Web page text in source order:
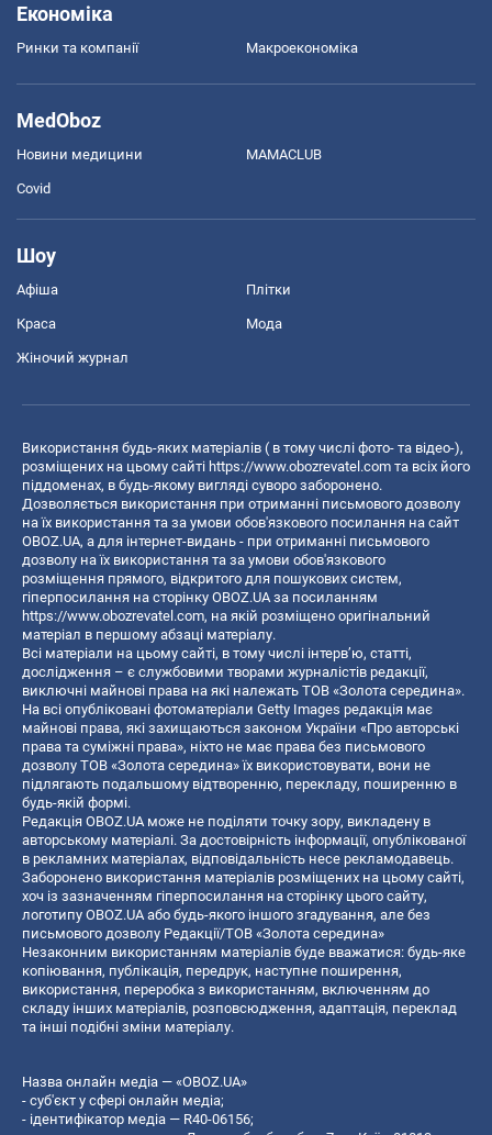
Економіка
Ринки та компанії Макроекономіка
MedOboz
Новини медицини MAMACLUB
Covid
Шоу
Афіша Плітки
Краса Мода
Жіночий журнал
Використання будь-яких матеріалів ( в тому числі фото- та відео-),
розміщених на цьому сайті https://www.obozrevatel.com та всіх його
піддоменах, в будь-якому вигляді суворо заборонено.
Дозволяється використання при отриманні письмового дозволу
на їх використання та за умови обов'язкового посилання на сайт
OBOZ.UA, а для інтернет-видань - при отриманні письмового
дозволу на їх використання та за умови обов'язкового
розміщення прямого, відкритого для пошукових систем,
гіперпосилання на сторінку OBOZ.UA за посиланням
https://www.obozrevatel.com, на якій розміщено оригінальний
матеріал в першому абзаці матеріалу.
Всі матеріали на цьому сайті, в тому числі інтерв’ю, статті,
дослідження – є службовими творами журналістів редакції,
виключні майнові права на які належать ТОВ «Золота середина».
На всі опубліковані фотоматеріали Getty Images редакція має
майнові права, які захищаються законом України «Про авторські
права та суміжні права», ніхто не має права без письмового
дозволу ТОВ «Золота середина» їх використовувати, вони не
підлягають подальшому відтворенню, перекладу, поширенню в
будь-якій формі.
Редакція OBOZ.UA може не поділяти точку зору, викладену в
авторському матеріалі. За достовірність інформації, опублікованої
в рекламних матеріалах, відповідальність несе рекламодавець.
Заборонено використання матеріалів розміщених на цьому сайті,
хоч із зазначенням гіперпосилання на сторінку цього сайту,
логотипу OBOZ.UA або будь-якого іншого згадування, але без
письмового дозволу Редакції/ТОВ «Золота середина»
Незаконним використанням матеріалів буде вважатися: будь-яке
копiювання, публiкацiя, передрук, наступне поширення,
використання, переробка з використанням, включенням до
складу інших матеріалів, розповсюдження, адаптація, переклад
та інші подібні зміни матеріалу.
Назва онлайн медіа — «OBOZ.UA»
- суб'єкт у сфері онлайн медіа;
- ідентифікатор медіа — R40-06156;